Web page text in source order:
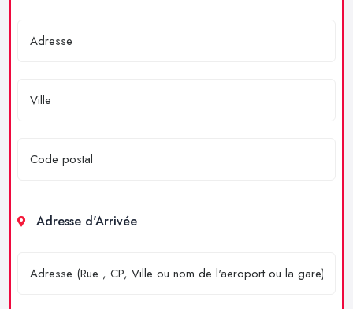
Adresse d'Arrivée